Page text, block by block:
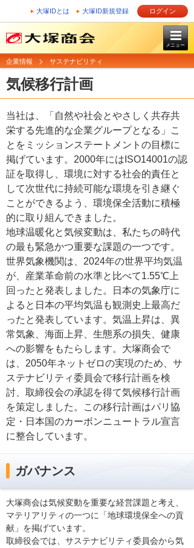
大塚IDとは 大塚ID新規登録 ログイン
メニュー
企業情報 サステナビリティ
気候移行計画
当社は、「自然や社会とやさしく共存共
栄する先進的な企業グループとなる」こ
とをミッションステートメントの目標に
掲げています。2000年にはISO14001の認
証を取得し、環境に対する社会的責任と
して次世代に持続可能な環境を引き継ぐ
ことができるよう、環境保全活動に積極
的に取り組んできました。
地球温暖化と気候変動は、私たちの時代
の最も緊急かつ重要な課題の一つです。
世界気象機関は、2024年の世界平均気温
が、産業革命前の水準と比べて1.55℃上
回ったと発表しました。日本の気象庁に
よると日本の平均気温も観測史上最高だ
ったと発表しています。気温上昇は、異
常気象、海面上昇、生態系の損失、健康
への影響をもたらします。大塚商会で
は、2050年ネットゼロの実現のため、サ
ステナビリティ委員会で移行計画を検
討、取締役会の承認を得て気候移行計画
を策定しました。この移行計画はパリ協
定・日本国のカーボンニュートラル宣言
に整合しています。
ガバナンス
大塚商会は気候変動を重要な経営課題と考え、
マテリアリティの一つに「地球環境保全への貢
献」を掲げています。
取締役会では、サステナビリティ委員会から気